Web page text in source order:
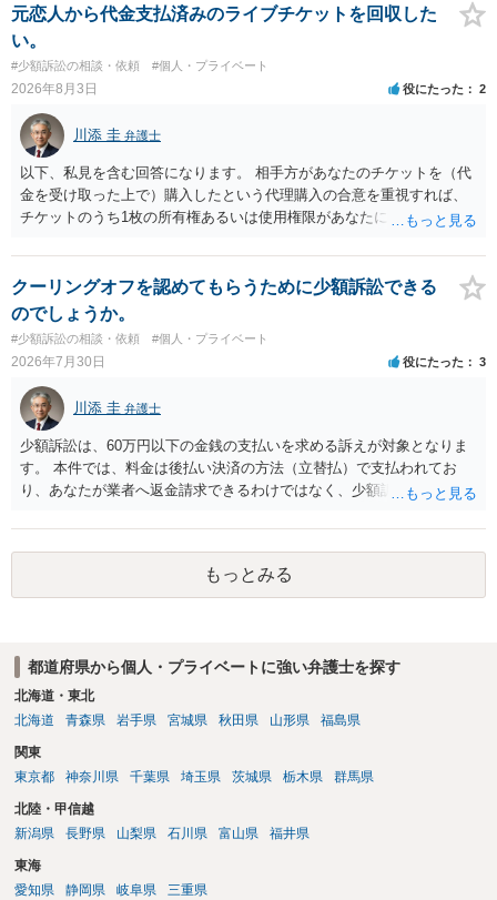
代理人が就いていたことを知らせると（訴状の記載内容から明らかな
場合も）、裁判所が当該代理人弁護士に事前連絡し、引き続き訴訟も
受任するかを聞いたうえで、受任の意志が明らかになったところで、
直接被告に送達するのではなく、代理人に訴状の受領を促すこともあ
ります。 ラインのやり取りでしか証拠がないと、実際の本人性が明ら
かではありません。もちろん弁護士（２０万円の請求で代理人弁護士
に委任するかも疑わしいのですが）も住所は明らかにしないでしょ
う。 何か本人を示す事実（振込先などの情報）から、相手の住所等の
情報を割り出していくしかないように思えます。 以上、ご参考まで。
元恋人から代金支払済みのライブチケットを回収した
い。
#少額訴訟の相談・依頼 #個人・プライベート
2026年8月3日 役にたった 2
川添 圭 弁護士
以下、私見を含む回答になります。 相手方があなたのチケットを（代
金を受け取った上で）購入したという代理購入の合意を重視すれば、
チケットのうち1枚の所有権あるいは使用権限があなたにあり、チケッ
す。 一方、このチケット購入には「相手方と一緒に行く」という合意
も付随していたことを無視することができません。こちらを重視すれ
ば、交際を終了させたことにより「一緒に行く」という結果の実現に
重大な障害が発生しており、当然にチケットを引き渡すべきといえる
かは微妙であり、むしろ返金すべきとするのが当事者の合理的意思に
合致するのではないか、という判断に傾くことになると思います。 例
えば、当該チケットが座席指定である場合、交際を解消した2人が当日
隣り合わせになることは避けたいという心理が働くことも無理からぬ
ところです。一方、チケットがエリア指定のアリーナ席であれば隣り
合わせにならずに済むかもしれませんし、そのチケットが入手困難で
あったり特別席であったりすれば、判断は変わってくるかもしれませ
ん。当該チケットがチケット転売防止法に規定する特定興行入場券に
該当し、券面上使用者が指定されている場合には、チケット引渡し以
外に選択肢がない場合もあるでしょう。 このように、本件の紛争は、
法的には「当事者の合理的意思」がどこにあるのかを追求した解決が
必要になると思われます。なかなか難しい問題なので、弁護士によっ
クーリングオフを認めてもらうために少額訴訟できる
のでしょうか。
#少額訴訟の相談・依頼 #個人・プライベート
2026年7月30日 役にたった 3
川添 圭 弁護士
少額訴訟は、60万円以下の金銭の支払いを求める訴えが対象となりま
す。 本件では、料金は後払い決済の方法（立替払）で支払われてお
り、あなたが業者へ返金請求できるわけではなく、少額訴訟は使えな
在確認請求訴訟を提起することも考えられますが、まずは後払い決済
業者へ（原契約のクーリング・オフの証拠の写しとともに）支払拒絶
の通知書を送り、もし訴訟や支払督促を行ってきた場合には全面的に
争う、というやり方がベターではないかと思います。弁護士会の相談
もっとみる
都道府県から個人・プライベートに強い弁護士を探す
北海道・東北
北海道
青森県 岩手県 宮城県 秋田県 山形県 福島県
関東
東京都
神奈川県 千葉県 埼玉県 茨城県 栃木県 群馬県
北陸・甲信越
新潟県
長野県 山梨県 石川県 富山県 福井県
東海
愛知県
静岡県 岐阜県 三重県